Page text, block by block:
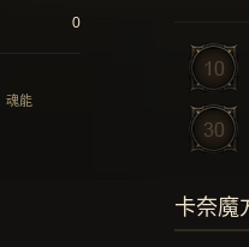
0
魂能
卡奈魔